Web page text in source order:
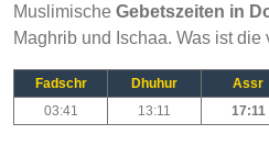
Muslimische Gebetszeiten in
Maghrib und Ischaa. Was ist
Fadschr Dhuhur Assr
03:41
13:11 17:11